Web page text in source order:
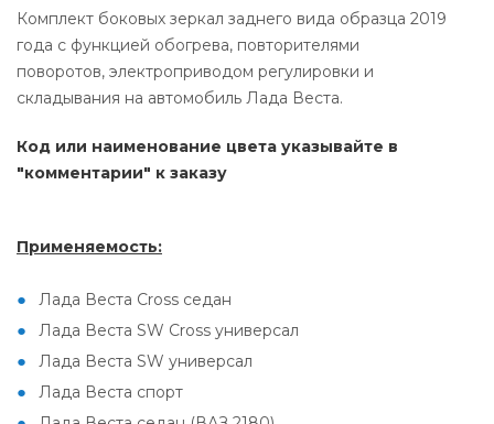
Комплект боковых зеркал заднего вида образца 2019
года с функцией обогрева, повторителями
поворотов, электроприводом регулировки и
складывания на автомобиль Лада Веста.
Код или наименование цвета указывайте в
"комментарии" к заказу
Применяемость:
Лада Веста Cross седан
Лада Веста SW Cross универсал
Лада Веста SW универсал
Лада Веста спорт